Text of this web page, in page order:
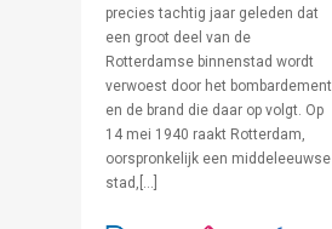
precies tachtig jaar geleden dat
een groot deel van de
Rotterdamse binnenstad wordt
verwoest door het bombardement
en de brand die daar op volgt. Op
14 mei 1940 raakt Rotterdam,
oorspronkelijk een middeleeuwse
stad,[…]